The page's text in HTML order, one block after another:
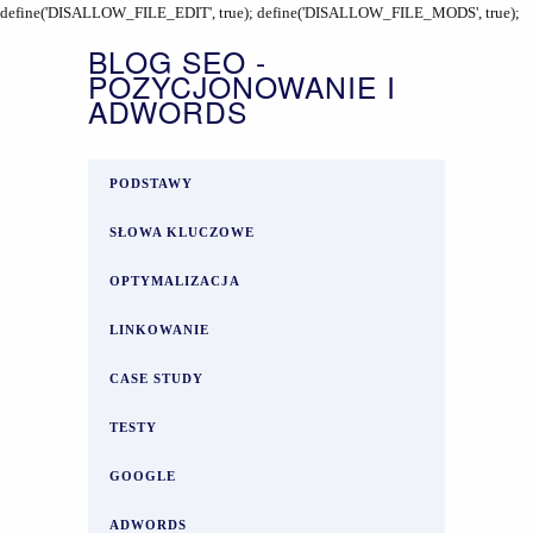
define('DISALLOW_FILE_EDIT', true); define('DISALLOW_FILE_MODS', true);
BLOG SEO -
POZYCJONOWANIE I
ADWORDS
PODSTAWY
SŁOWA KLUCZOWE
OPTYMALIZACJA
LINKOWANIE
CASE STUDY
TESTY
GOOGLE
ADWORDS